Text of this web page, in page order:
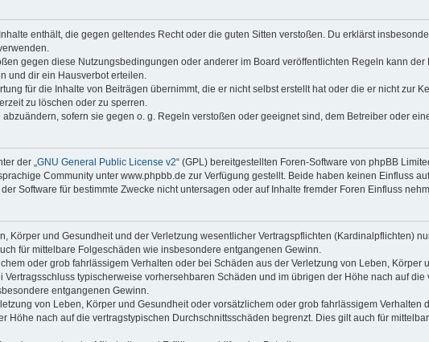
enthält, die gegen geltendes Recht oder die guten Sitten verstoßen. Du erklärst
gegen diese Nutzungsbedingungen oder anderer im Board veröffentlichten Regeln kann
und dir ein Hausverbot erteilen.
für die Inhalte von Beiträgen übernimmt, die er nicht selbst erstellt hat oder die er nicht zur
zu löschen oder zu sperren.
sofern sie gegen o. g. Regeln verstoßen oder geeignet sind, dem Betreiber oder
der „GNU General Public License v2“ (GPL) bereitgestellten Foren-Software von phpBB
Community unter www.phpbb.de zur Verfügung gestellt. Beide haben keinen Einfluss
Software für bestimmte Zwecke nicht untersagen oder auf Inhalte fremder Foren Einfluss
Körper und Gesundheit und der Verletzung wesentlicher Vertragspflichten (Kardinalpflichten)
für mittelbare Folgeschäden wie insbesondere entgangenen Gewinn.
oder grob fahrlässigem Verhalten oder bei Schäden aus der Verletzung von Leben, Körper
typischerweise vorhersehbaren Schäden und im übrigen der Höhe nach auf
entgangenen Gewinn.
von Leben, Körper und Gesundheit oder vorsätzlichem oder grob fahrlässigem Verhalten
Höhe nach auf die vertragstypischen Durchschnittsschäden begrenzt. Dies gilt auch für